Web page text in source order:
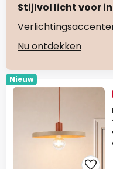
Stijlvol licht voor
Nu ontdekken
Nieuw